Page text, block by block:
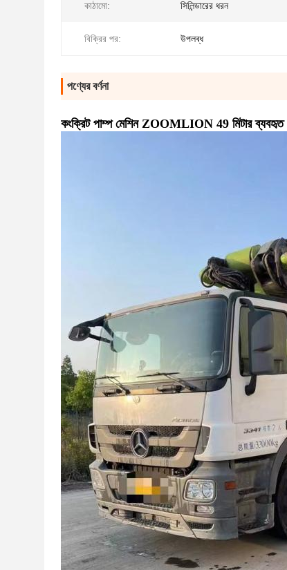
কাঠামো: সিলিন্ডারের ধরন
বিক্রির পর: উপলব্ধ
পণ্যের বর্ণনা
কংক্রিট পাম্প মেশিন ZOOMLION 49 মিটার ব্যবহৃত